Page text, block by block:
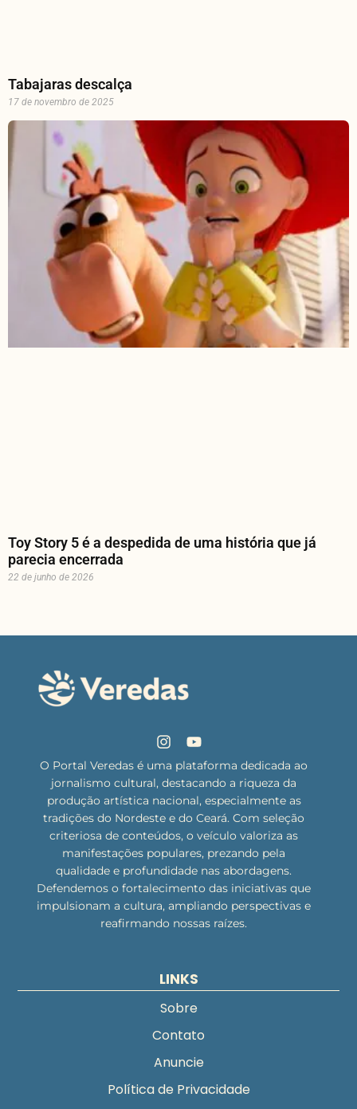
Tabajaras descalça
17 de novembro de 2025
Toy Story 5 é a despedida de uma história que já
parecia encerrada
22 de junho de 2026
O Portal Veredas é uma plataforma dedicada ao
jornalismo cultural, destacando a riqueza da
produção artística nacional, especialmente as
tradições do Nordeste e do Ceará. Com seleção
criteriosa de conteúdos, o veículo valoriza as
manifestações populares, prezando pela
qualidade e profundidade nas abordagens.
Defendemos o fortalecimento das iniciativas que
impulsionam a cultura, ampliando perspectivas e
reafirmando nossas raízes.
LINKS
Sobre
Contato
Anuncie
Política de Privacidade